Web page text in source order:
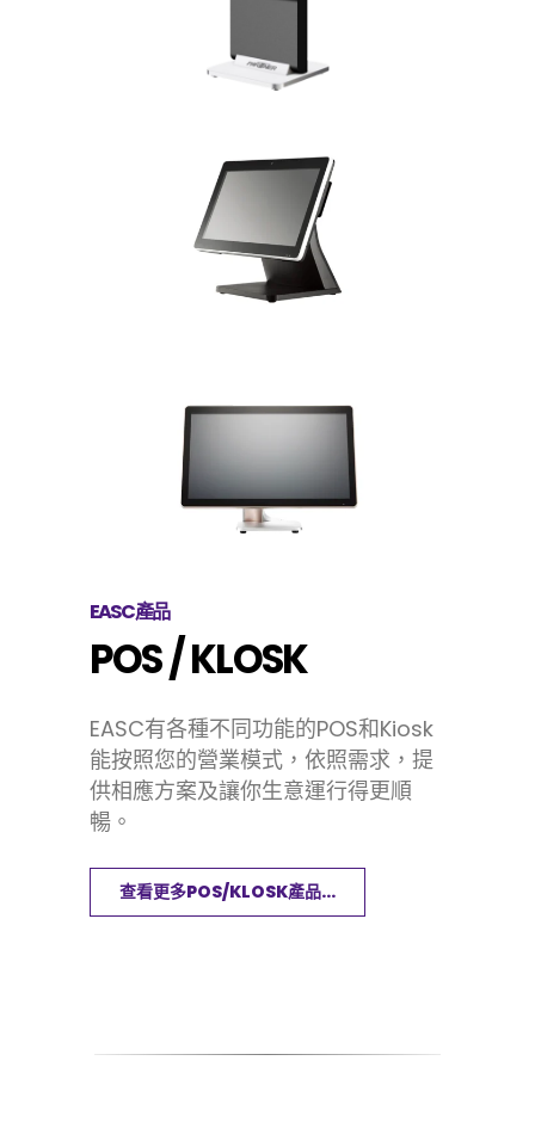
EASC產品
POS / KLOSK
EASC有各種不同功能的POS和Kiosk
能按照您的營業模式，依照需求，提
供相應方案及讓你生意運行得更順
暢。
查看更多POS/KLOSK產品...